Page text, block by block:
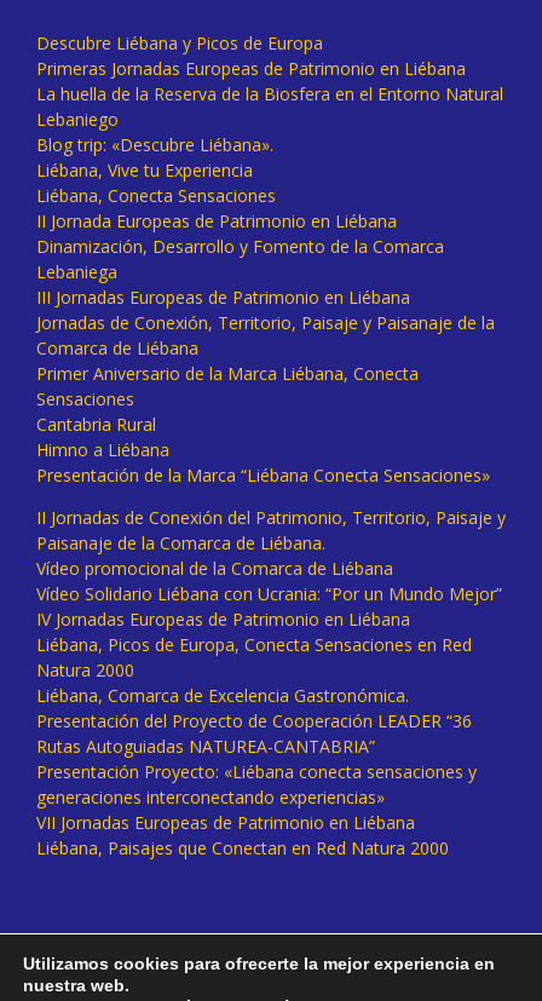
Descubre Liébana y Picos de Europa
Primeras Jornadas Europeas de Patrimonio en Liébana
La huella de la Reserva de la Biosfera en el Entorno Natural
Lebaniego
Blog trip: «Descubre Liébana».
Liébana, Vive tu Experiencia
Liébana, Conecta Sensaciones
II Jornada Europeas de Patrimonio en Liébana
Dinamización, Desarrollo y Fomento de la Comarca
Lebaniega
III Jornadas Europeas de Patrimonio en Liébana
Jornadas de Conexión, Territorio, Paisaje y Paisanaje de la
Comarca de Liébana
Primer Aniversario de la Marca Liébana, Conecta
Sensaciones
Cantabria Rural
Himno a Liébana
Presentación de la Marca “Liébana Conecta Sensaciones»
II Jornadas de Conexión del Patrimonio, Territorio, Paisaje y
Paisanaje de la Comarca de Liébana.
Vídeo promocional de la Comarca de Liébana
Vídeo Solidario Liébana con Ucrania: “Por un Mundo Mejor”
IV Jornadas Europeas de Patrimonio en Liébana
Liébana, Picos de Europa, Conecta Sensaciones en Red
Natura 2000
Liébana, Comarca de Excelencia Gastronómica.
Presentación del Proyecto de Cooperación LEADER “36
Rutas Autoguiadas NATUREA-CANTABRIA”
Presentación Proyecto: «Liébana conecta sensaciones y
generaciones interconectando experiencias»
VII Jornadas Europeas de Patrimonio en Liébana
Liébana, Paisajes que Conectan en Red Natura 2000
Utilizamos cookies para ofrecerte la mejor experiencia en
nuestra web.